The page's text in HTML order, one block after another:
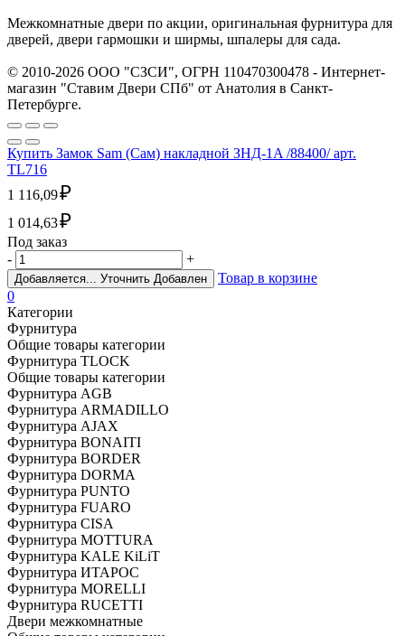
Межкомнатные двери по акции, оригинальная фурнитура для
дверей, двери гармошки и ширмы, шпалеры для сада.
© 2010-2026 ООО "СЗСИ", ОГРН 110470300478 - Интернет-
магазин "Ставим Двери СПб" от Анатолия в Санкт-
Петербурге.
Купить Замок Sam (Сам) накладной ЗНД-1A /88400/ арт.
TL716
1 116,09₽
1 014,63₽
Под заказ
-
+
Добавляется... Уточнить Добавлен
Товар в корзине
0
Категории
Фурнитура
Общие товары категории
Фурнитура TLOCK
Общие товары категории
Фурнитура AGB
Фурнитура ARMADILLO
Фурнитура AJAX
Фурнитура BONAITI
Фурнитура BORDER
Фурнитура DORMA
Фурнитура PUNTO
Фурнитура FUARO
Фурнитура CISA
Фурнитура MOTTURA
Фурнитура KALE KiLiT
Фурнитура ИТАРОС
Фурнитура MORELLI
Фурнитура RUCETTI
Двери межкомнатные